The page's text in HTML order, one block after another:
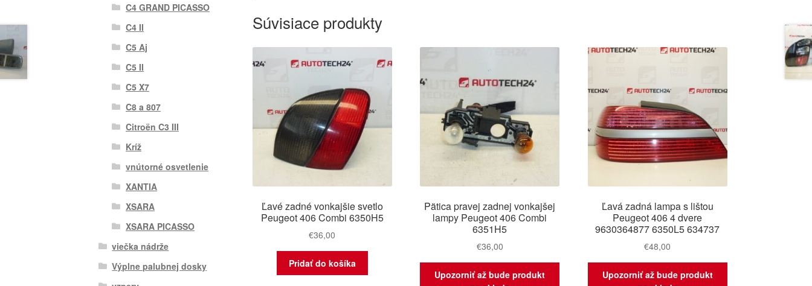
Súvisiace produkty
Ľavé zadné vonkajšie svetlo
Peugeot 406 Combi 6350H5
€36,00
Pridať do košíka
Pätica pravej zadnej vonkajšej
lampy Peugeot 406 Combi
6351H5
€36,00
Upozorniť až bude produkt
Ľavá zadná lampa s lištou
Peugeot 406 4 dvere
9630364877 6350L5 634737
€48,00
Upozorniť až bude produkt
C4 GRAND PICASSO
C4 II
C5 Aj
C5 II
C5 X7
C8 a 807
Citroën C3 III
Kríž
vnútorné osvetlenie
XANTIA
XSARA
XSARA PICASSO
viečka nádrže
Výplne palubnej dosky